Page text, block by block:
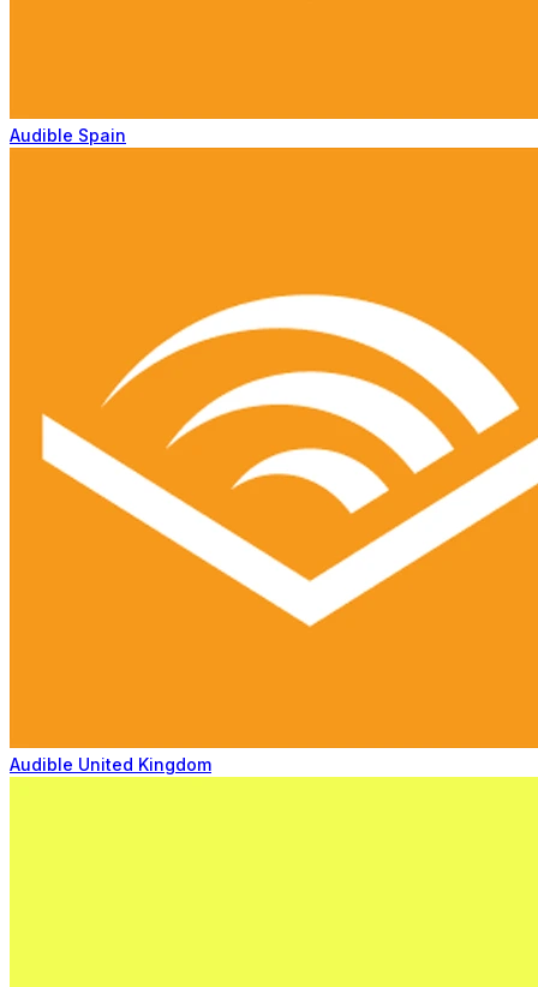
Audible Spain
Audible United Kingdom